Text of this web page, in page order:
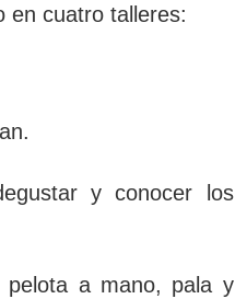
en cuatro talleres:
y conocer los
pelota a mano, pala y